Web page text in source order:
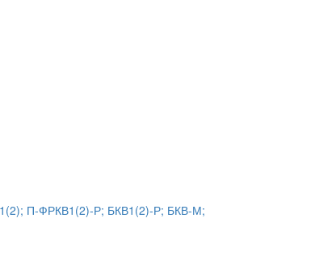
П-ФРКВ1(2)-Р; БКВ1(2)-Р; БКВ-М;